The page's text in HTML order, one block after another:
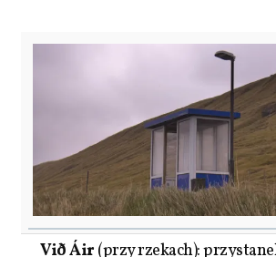
Við Áir (przy rzekach):